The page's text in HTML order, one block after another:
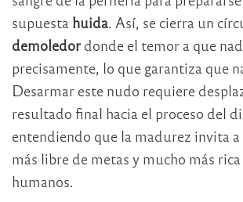
supuesta huida . Así, se cierra un
demoledor donde el temor a que
precisamente, lo que garantiza que
Desarmar este nudo requiere
resultado final hacia el proceso del
entendiendo que la madurez invita
más libre de metas y mucho más
humanos.